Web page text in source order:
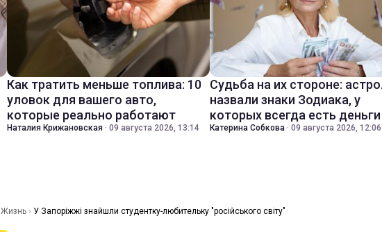
Как тратить меньше топлива: 10
уловок для вашего авто,
которые реально работают
Наталия Крижановская · 09 августа 2026, 13:14
Судьба на их стороне:
назвали знаки Зодиака, у
которых всегда есть деньги
Катерина Собкова · 09 августа 2026, 12:06
Жизнь › У Запоріжжі знайшли студентку-любительку "російського світу"